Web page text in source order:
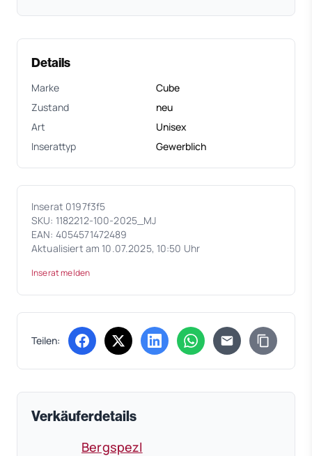
Details
Marke
Cube
Zustand
neu
Art
Unisex
Inserattyp
Gewerblich
Inserat 0197f3f5
SKU: 1182212-100-2025_MJ
EAN: 4054571472489
Aktualisiert am 10.07.2025, 10:50 Uhr
Inserat melden
Teilen: (öffnet in neuem Tab)
(öffnet in neuem Tab)
(öffnet in neuem Tab)
(öffnet in neuem Tab)
Verkäuferdetails
Bergspezl